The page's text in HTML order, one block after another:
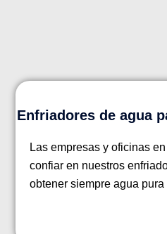
Enfriadores de agua
Las empresas y oficinas
confiar en nuestros
obtener siempre agua pura